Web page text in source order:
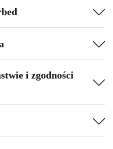
i zgodności